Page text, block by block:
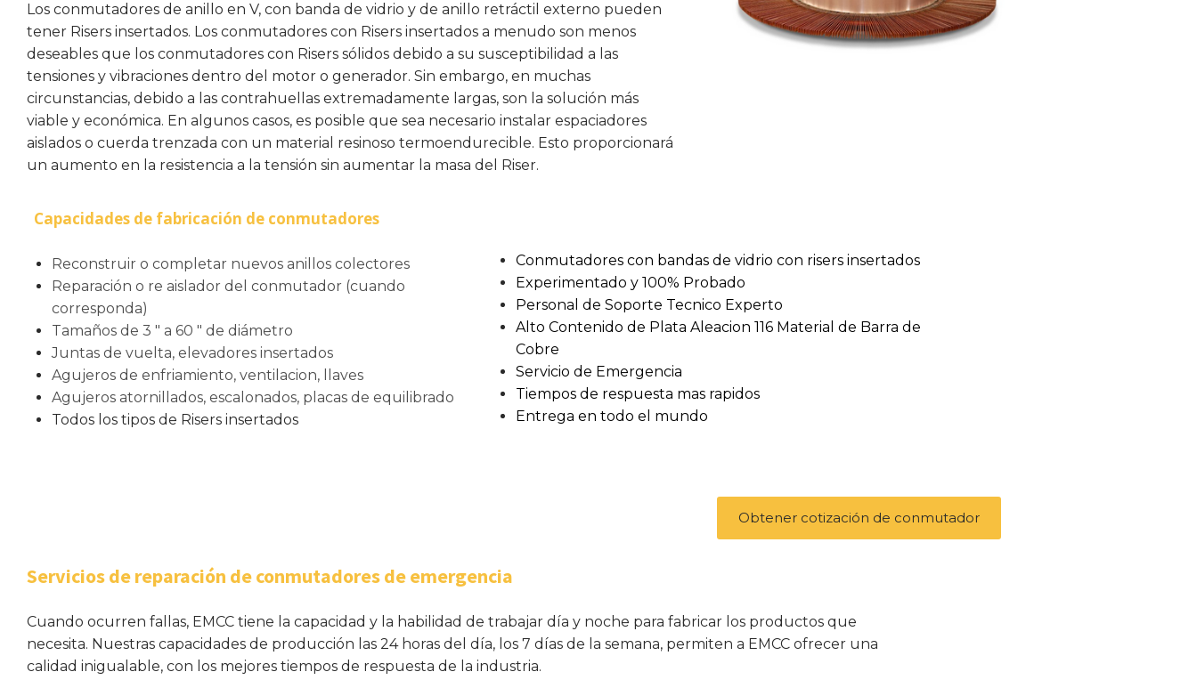
Los conmutadores de anillo en V, con banda de vidrio y de anillo retráctil externo pueden
tener Risers insertados. Los conmutadores con Risers insertados a menudo son menos
deseables que los conmutadores con Risers sólidos debido a su susceptibilidad a las
tensiones y vibraciones dentro del motor o generador. Sin embargo, en muchas
circunstancias, debido a las contrahuellas extremadamente largas, son la solución más
viable y económica. En algunos casos, es posible que sea necesario instalar espaciadores
aislados o cuerda trenzada con un material resinoso termoendurecible. Esto proporcionará
un aumento en la resistencia a la tensión sin aumentar la masa del Riser.
Capacidades de fabricación de conmutadores
Reconstruir o completar nuevos anillos colectores
Reparación o re aislador del conmutador (cuando
corresponda)
Tamaños de 3 ″ a 60 ″ de diámetro
Juntas de vuelta, elevadores insertados
Agujeros de enfriamiento, ventilacion, llaves
Agujeros atornillados, escalonados, placas de equilibrado
Todos los tipos de Risers insertados
Conmutadores con bandas de vidrio con risers insertados
Experimentado y 100% Probado
Personal de Soporte Tecnico Experto
Alto Contenido de Plata Aleacion 116 Material de Barra de
Cobre
Servicio de Emergencia
Tiempos de respuesta mas rapidos
Entrega en todo el mundo
Obtener cotización de conmutador
Servicios de reparación de conmutadores de emergencia
Cuando ocurren fallas, EMCC tiene la capacidad y la habilidad de trabajar día y noche para fabricar los productos que
necesita. Nuestras capacidades de producción las 24 horas del día, los 7 días de la semana, permiten a EMCC ofrecer una
calidad inigualable, con los mejores tiempos de respuesta de la industria.